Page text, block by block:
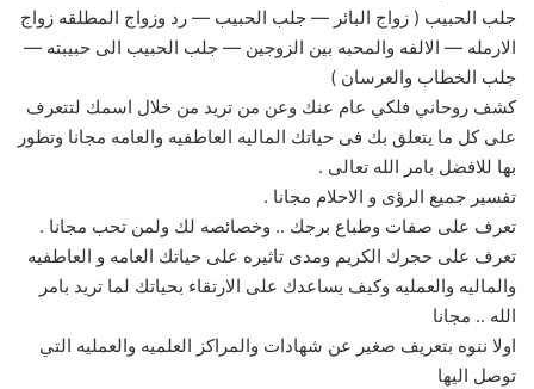
جلب الحبيب ( زواج البائر — جلب الحبيب — رد وزواج المطلقه زواج
الارمله — الالفه والمحبه بين الزوجين — جلب الحبيب الى حبيبته —
جلب الخطاب والعرسان )
كشف روحاني فلكي عام عنك وعن من تريد من خلال اسمك لتتعرف
على كل ما يتعلق بك فى حياتك الماليه العاطفيه والعامه مجانا وتطور
بها للافضل بامر الله تعالى .
تفسير جميع الرؤى و الاحلام مجانا .
تعرف على صفات وطباع برجك .. وخصائصه لك ولمن تحب مجانا .
تعرف على حجرك الكريم ومدى تاثيره على حياتك العامه و العاطفيه
والماليه والعمليه وكيف يساعدك على الارتقاء بحياتك لما تريد بامر
الله .. مجانا
اولا ننوه بتعريف صغير عن شهادات والمراكز العلميه والعمليه التي
توصل اليها